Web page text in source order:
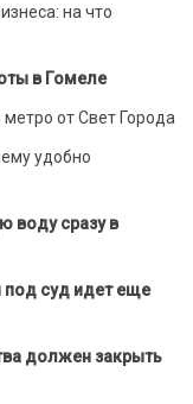
на что
в Гомеле
от Свет Города
удобно
воду сразу в
под суд идет еще
должен закрыть